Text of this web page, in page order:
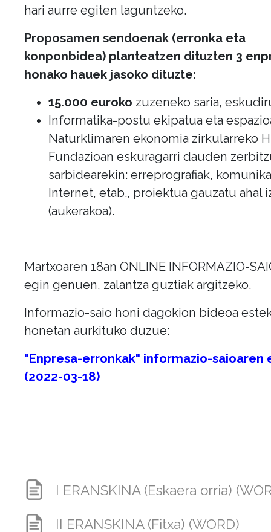
hari aurre egiten laguntzeko.
Proposamen sendoenak (erronka eta
konponbidea) planteatzen dituzten 3
honako hauek jasoko dituzte:
15.000 euroko zuzeneko saria,
Informatika-postu ekipatua eta
Naturklimaren ekonomia zirkularreko
Fundazioan eskuragarri dauden
sarbidearekin: erreprografiak,
Internet, etab., proiektua gauzatu ahal
(aukerakoa).
Martxoaren 18an ONLINE INFORMAZIO-
egin genuen, zalantza guztiak argitzeko.
Informazio-saio honi dagokion bideoa
honetan aurkituko duzue:
"Enpresa-erronkak" informazio-saioaren
(2022-03-18)
I ERANSKINA (Eskaera orria)
II ERANSKINA (Fitxa) (WORD)